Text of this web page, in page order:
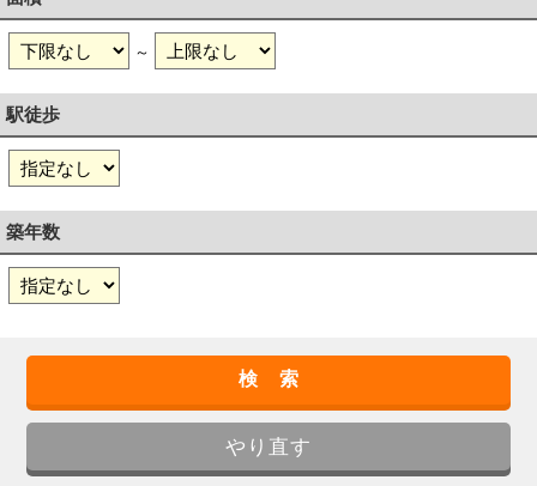
～
駅徒歩
築年数